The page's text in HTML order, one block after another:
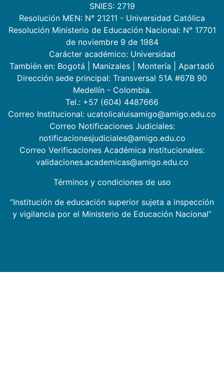
SNIES: 2719
Resolución MEN: N° 21211 - Universidad Católica
Resolución Ministerio de Educación Nacional: N° 17701
de noviembre 9 de 1984
Carácter académico: Universidad
También en: Bogotá Manizales Montería
Apartadó
Dirección sede principal: Transversal 51A #67B 90
Medellín - Colombia.
Tel.: +57 (604) 4487666
Correo Institucional: ucatolicaluisamigo@amigo.edu.co
Correo Notificaciones Judiciales:
notificacionesjudiciales@amigo.edu.co
Correo Verificaciones Académica Institucionales:
validaciones.academicas@amigo.edu.co
Términos y condiciones de uso
“Institución de educación superior sujeta a inspección
y vigilancia por el Ministerio de Educación Nacional”